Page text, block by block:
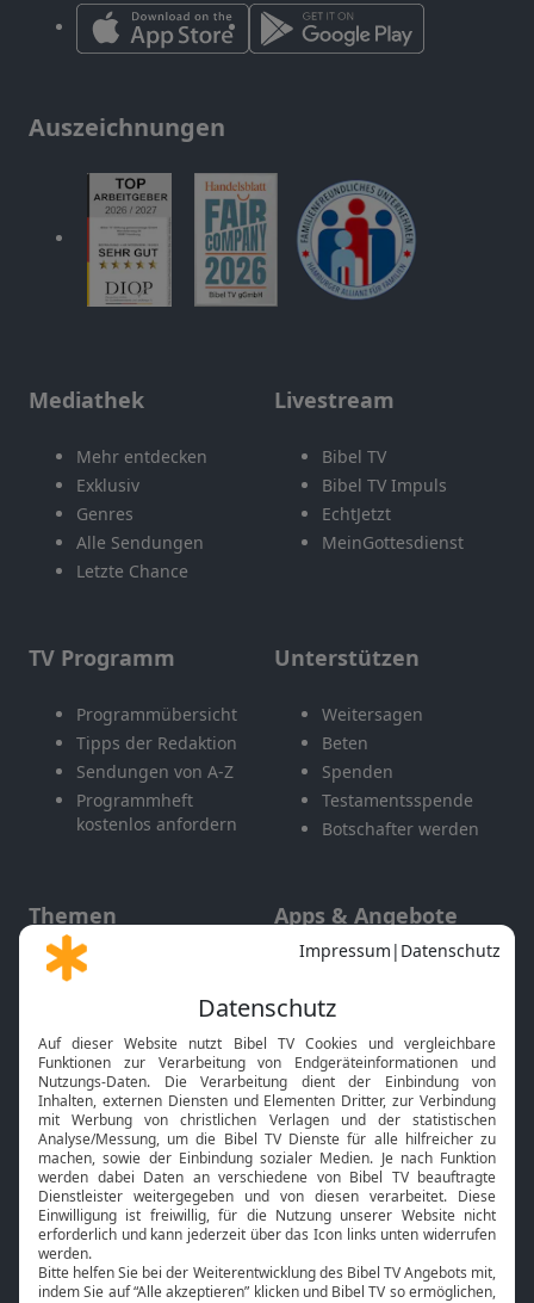
Auszeichnungen
Mediathek
Mehr entdecken
Exklusiv
Genres
Alle Sendungen
Letzte Chance
Livestream
Bibel TV
Bibel TV Impuls
EchtJetzt
MeinGottesdienst
TV Programm
Programmübersicht
Tipps der Redaktion
Sendungen von A-Z
Programmheft
kostenlos anfordern
Unterstützen
Weitersagen
Beten
Spenden
Testamentsspende
Botschafter werden
Themen
Gott und Bibel erklärt
Neuigkeiten
Apps & Angebote
Mobile App
Smart TV
HbbTV
Bibelthek Online-Bibel
Nächster Gottesdienst
Bibel TV
Über uns
Service
Kontakt